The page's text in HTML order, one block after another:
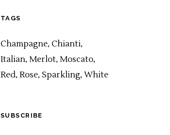
TAGS
Champagne Chianti
Italian Merlot Moscato
Red Rose Sparkling White
SUBSCRIBE